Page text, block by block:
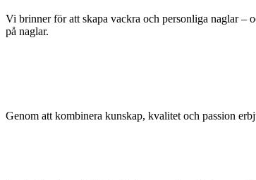
Vi brinner för att skapa vackra och personliga naglar –
på naglar.
Genom att kombinera kunskap, kvalitet och passion